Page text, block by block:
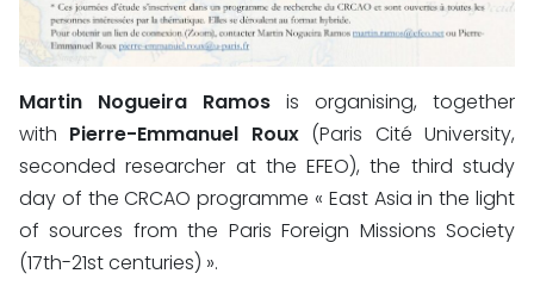
Martin Nogueira Ramos is organising, together
with Pierre-Emmanuel Roux(Paris Cité University,
seconded researcher at the EFEO), the third study
day of the CRCAO programme « East Asia in the light
of sources from the Paris Foreign Missions Society
(17th-21st centuries) ».